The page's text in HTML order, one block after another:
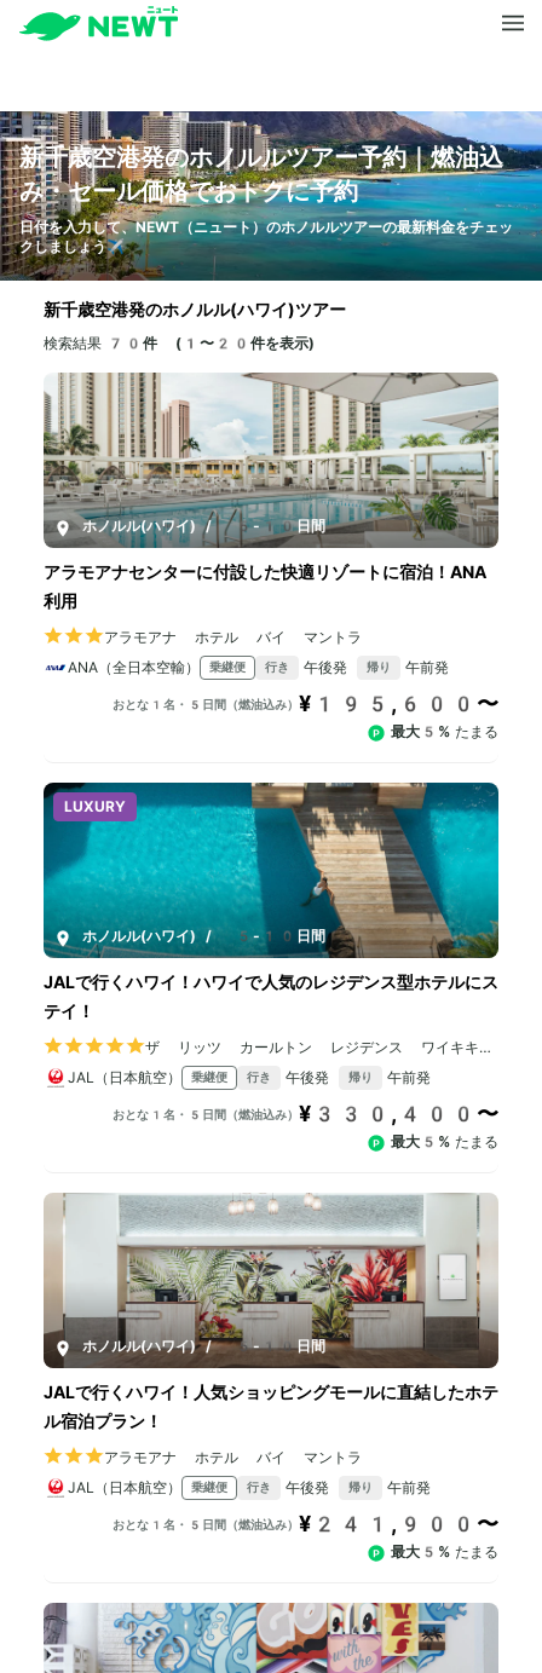
新千歳空港発のホノルルツアー予約｜燃油込
み・セール価格でおトクに予約
日付を入力して、NEWT（ニュート）のホノルルツアーの最新料金をチェッ
クしましょう✈️
新千歳空港発のホノルル(ハワイ)ツアー
検索結果 70件 (1〜20件を表示)
ホノルル(ハワイ) / 5-10日間
アラモアナセンターに付設した快適リゾートに宿泊！ANA
利用
アラモアナ ホテル バイ マントラ
ANA（全日本空輸）
乗継便 行き 午後発 帰り 午前発
おとな1名・5日間（燃油込み） ¥195,600〜
最大5% たまる
LUXURY
ホノルル(ハワイ) / 5-10日間
JALで行くハワイ！ハワイで人気のレジデンス型ホテルにス
テイ！
ザ リッツ カールトン レジデンス ワイキキビ
ーチ
JAL（日本航空） 乗継便 行き 午後発 帰り 午前発
おとな1名・5日間（燃油込み） ¥330,400〜
最大5% たまる
ホノルル(ハワイ) / 5-10日間
JALで行くハワイ！人気ショッピングモールに直結したホテ
ル宿泊プラン！
アラモアナ ホテル バイ マントラ
JAL（日本航空）
乗継便 行き 午後発 帰り 午前発
おとな1名・5日間（燃油込み） ¥241,900〜
最大5% たまる